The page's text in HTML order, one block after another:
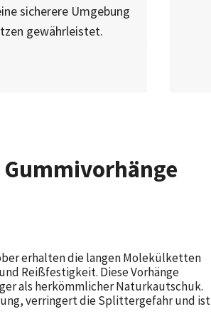
sicherere Umgebung
gewährleistet.
erhalten die langen Molekülketten
Reißfestigkeit. Diese Vorhänge
als herkömmlicher Naturkautschuk.
verringert die Splittergefahr und ist